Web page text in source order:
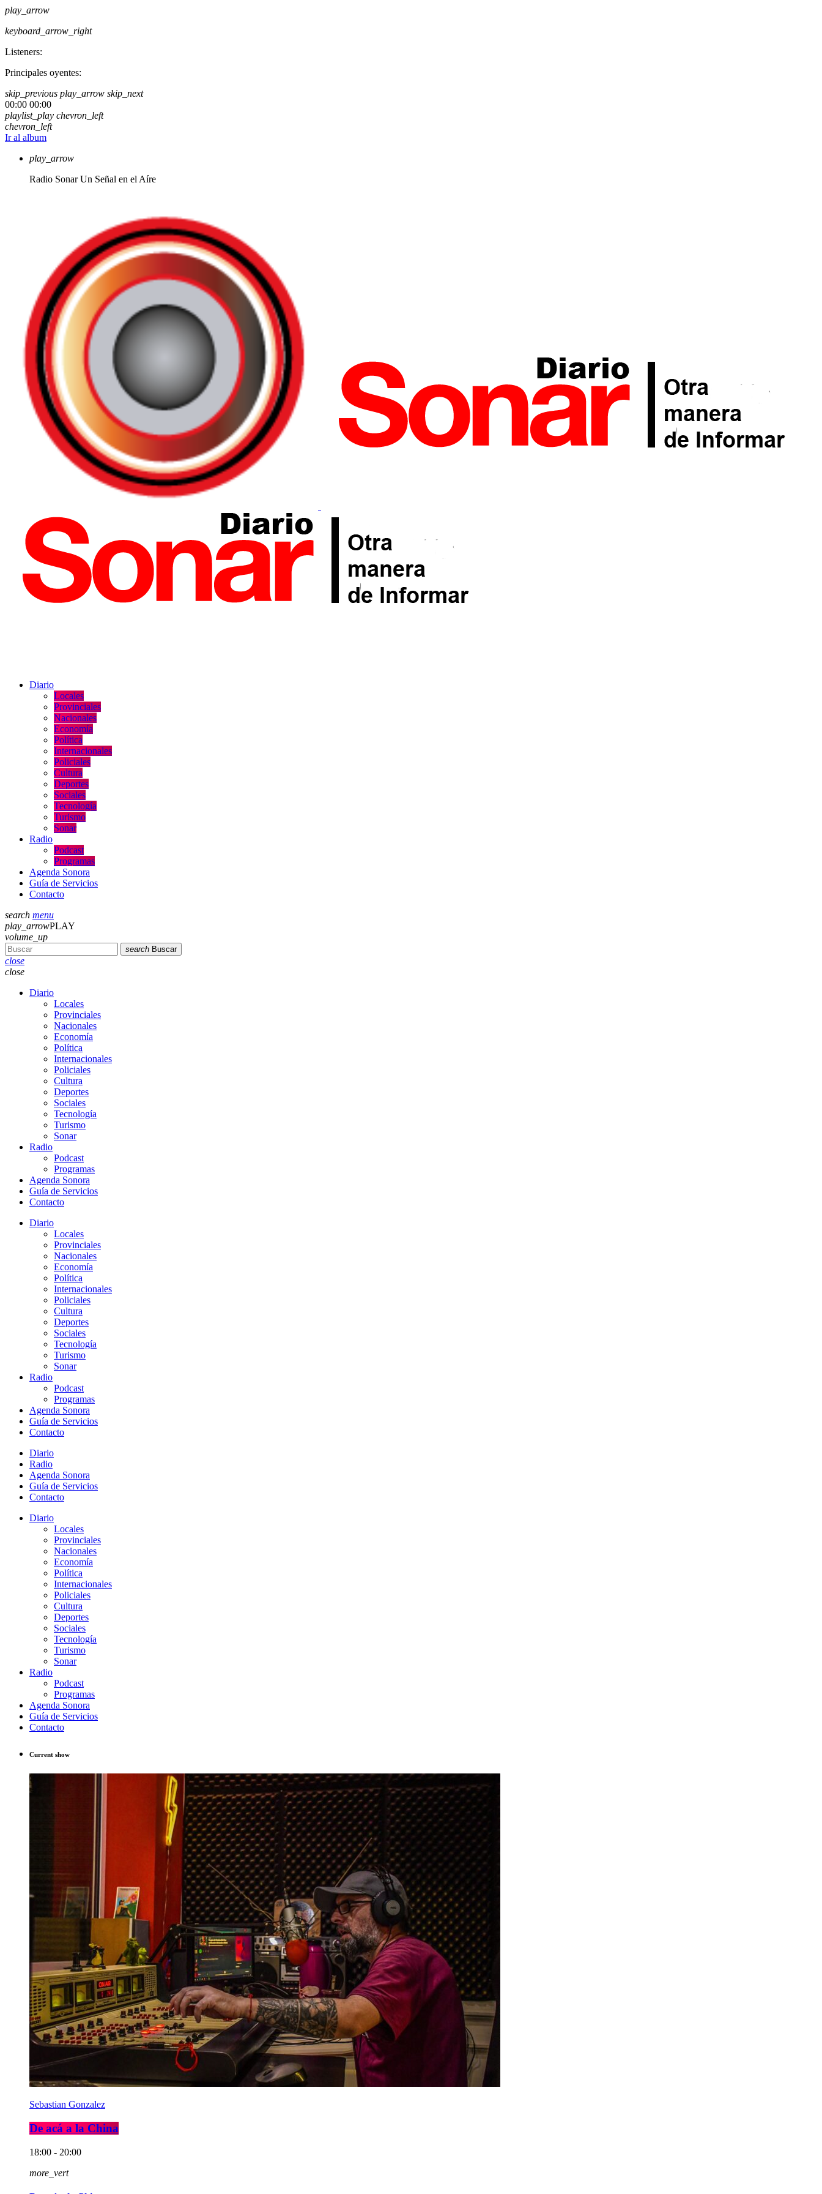
play_arrow
keyboard_arrow_right
Listeners:
Principales oyentes:
skip_previous play_arrow skip_next
00:00 00:00
playlist_play chevron_left
chevron_left
Ir al album
play_arrow
Radio Sonar Un Señal en el Aíre
Diario
Locales
Provinciales
Nacionales
Economía
Política
Internacionales
Policiales
Cultura
Deportes
Sociales
Tecnología
Turismo
Sonar
Radio
Podcast
Programas
Agenda Sonora
Guía de Servicios
Contacto
search menu
play_arrowPLAY
volume_up
search Buscar
close
close
Diario
Locales
Provinciales
Nacionales
Economía
Política
Internacionales
Policiales
Cultura
Deportes
Sociales
Tecnología
Turismo
Sonar
Radio
Podcast
Programas
Agenda Sonora
Guía de Servicios
Contacto
Diario
Locales
Provinciales
Nacionales
Economía
Política
Internacionales
Policiales
Cultura
Deportes
Sociales
Tecnología
Turismo
Sonar
Radio
Podcast
Programas
Agenda Sonora
Guía de Servicios
Contacto
Diario
Radio
Agenda Sonora
Guía de Servicios
Contacto
Diario
Locales
Provinciales
Nacionales
Economía
Política
Internacionales
Policiales
Cultura
Deportes
Sociales
Tecnología
Turismo
Sonar
Radio
Podcast
Programas
Agenda Sonora
Guía de Servicios
Contacto
Current show
Sebastian Gonzalez
De acá a la China
18:00 - 20:00
more_vert